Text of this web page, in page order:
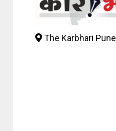
The Karbhari Pune